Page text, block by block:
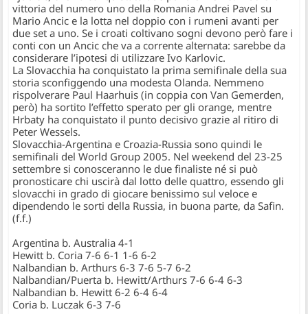
vittoria del numero uno della Romania Andrei Pavel su
Mario Ancic e la lotta nel doppio con i rumeni avanti per
due set a uno. Se i croati coltivano sogni devono però fare i
conti con un Ancic che va a corrente alternata: sarebbe da
considerare l’ipotesi di utilizzare Ivo Karlovic.
LaSlovacchia ha conquistato la prima semifinale della sua
storia sconfiggendo una modesta Olanda. Nemmeno
rispolverare Paul Haarhuis (in coppia con Van Gemerden,
però) ha sortito l’effetto sperato per gli orange, mentre
Hrbaty ha conquistato il punto decisivo grazie al ritiro di
Peter Wessels.
Slovacchia-Argentina e Croazia-Russia sono quindi le
semifinali del World Group 2005. Nel weekend del 23-25
settembre si conosceranno le due finaliste né si può
pronosticare chi uscirà dal lotto delle quattro, essendo gli
slovacchi in grado di giocare benissimo sul veloce e
dipendendo le sorti della Russia, in buona parte, da Safin.
(f.f.)
Argentina b. Australia 4-1
Hewitt b. Coria 7-6 6-1 1-6 6-2
Nalbandian b. Arthurs 6-3 7-6 5-7 6-2
Nalbandian/Puerta b. Hewitt/Arthurs 7-6 6-4 6-3
Nalbandian b. Hewitt 6-2 6-4 6-4
Coria b. Luczak 6-3 7-6